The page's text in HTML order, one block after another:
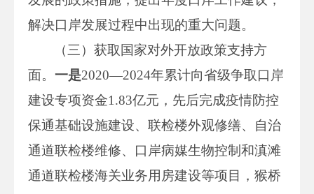
解决口岸发展过程中出现的重大问题。
（三）获取国家对外开放政策支持方
面。 一是2020—2024年累计向省级争取口岸
建设专项资金1.83亿元，先后完成疫情防控
保通基础设施建设、联检楼外观修缮、自治
通道联检楼维修、口岸病媒生物控制和滇滩
通道联检楼海关业务用房建设等项目，猴桥